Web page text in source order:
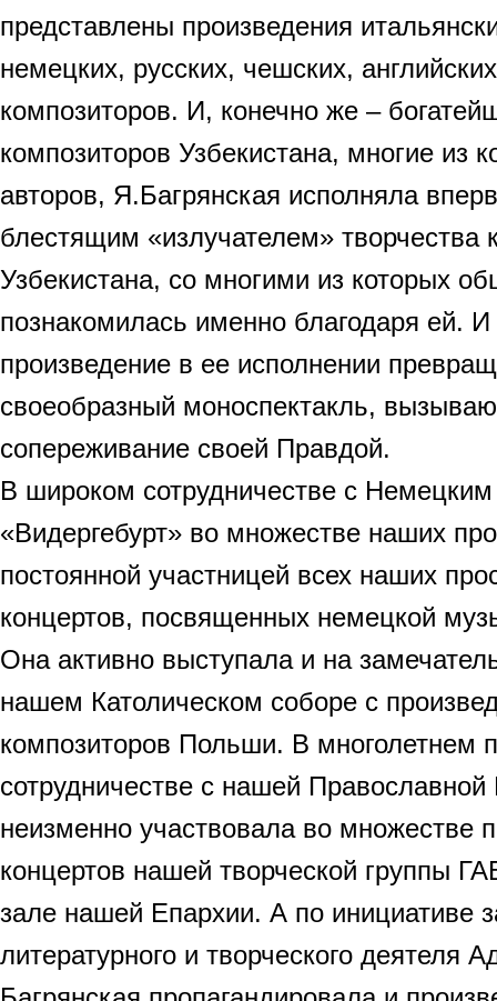
представлены произведения
немецких, русских, чешских,
композиторов. И, конечно же –
композиторов Узбекистана, многие из
авторов, Я.Багрянская исполняла
блестящим «излучателем» творчества
Узбекистана, со многими из которых
познакомилась именно благодаря ей.
произведение в ее исполнении
своеобразный моноспектакль,
сопереживание своей Правдой.
В широком сотрудничестве с
«Видергебурт» во множестве наших
постоянной участницей всех наших
концертов, посвященных немецкой
Она активно выступала и на
нашем Католическом соборе с
композиторов Польши. В многолетнем
сотрудничестве с нашей
неизменно участвовала во множестве
концертов нашей творческой группы
зале нашей Епархии. А по инициативе
литературного и творческого деятеля